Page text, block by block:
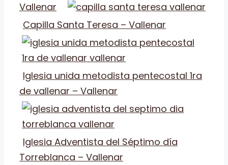
Vallenar
Capilla Santa Teresa – Vallenar
Iglesia unida metodista pentecostal 1ra
de vallenar – Vallenar
Iglesia Adventista del Séptimo día
Torreblanca – Vallenar